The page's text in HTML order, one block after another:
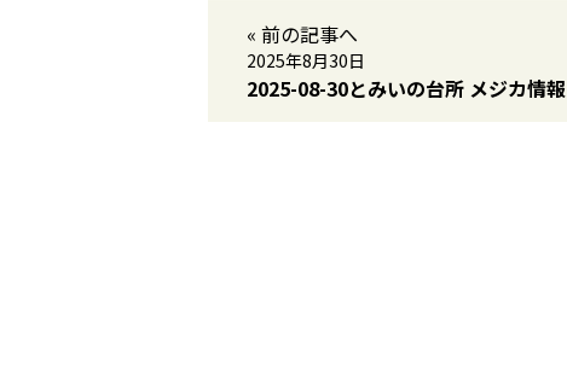
« 前の記事へ
2025年8月30日
2025-08-30とみいの台所 メジカ情報